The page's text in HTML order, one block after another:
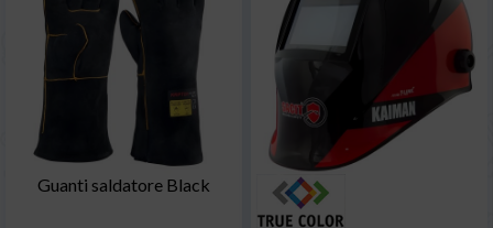
Guanti saldatore Black